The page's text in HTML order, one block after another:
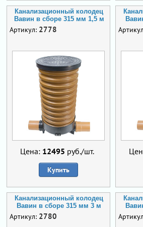
Канализационный колодец
Вавин в сборе 315 мм 1,5 м
Артикул: 2778
Цена: 12495 руб./шт.
Купить
Канализационный колодец
Вавин в сборе 315 мм 3 м
Артикул: 2780